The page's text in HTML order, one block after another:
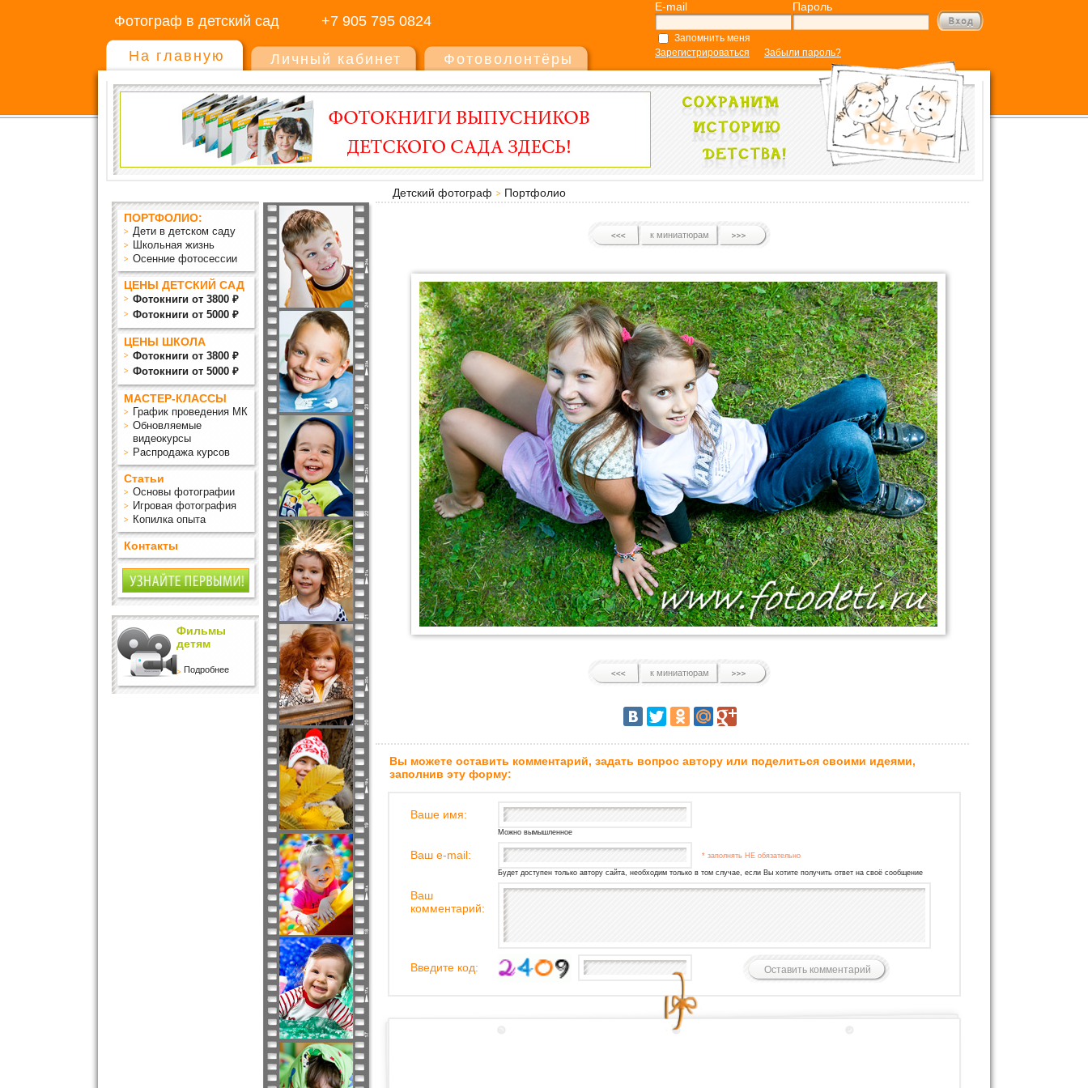
Фотограф в детский сад +7 905 795 0824
E-mail Пароль
Запомнить меня
Зарегистрироваться
Забыли пароль?
На главную Личный кабинет Фотоволонтёры
Детский фотограф
Портфолио
ПОРТФОЛИО:
Дети в детском саду
Школьная жизнь
Осенние фотосессии
ЦЕНЫ ДЕТСКИЙ САД
Фотокниги от 3800 ₽
Фотокниги от 5000 ₽
ЦЕНЫ ШКОЛА
Фотокниги от 3800 ₽
Фотокниги от 5000 ₽
МАСТЕР-КЛАССЫ
График проведения МК
Обновляемые
видеокурсы
Распродажа курсов
Статьи
Основы фотографии
Игровая фотография
Копилка опыта
Контакты
Фильмы
детям
Подробнее
к миниатюрам
к миниатюрам
Вы можете оставить комментарий, задать вопрос автору или поделиться своими идеями,
заполнив эту форму:
Ваше имя:
Можно вымышленное
Ваш e-mail: * заполнять НЕ обязательно
Будет доступен только автору сайта, необходим только в том случае, если Вы хотите получить ответ на своё сообщение
Ваш
комментарий:
Введите код: